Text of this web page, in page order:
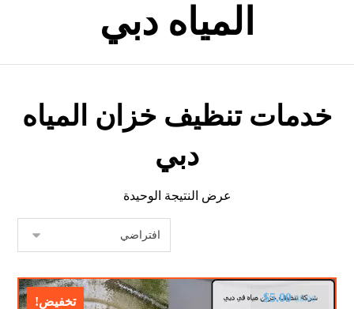
المياه دبي
خدمات تنظيف خزان المياه
دبي
عرض النتيجة الوحيدة
تخفيض! $8.00
$5.00